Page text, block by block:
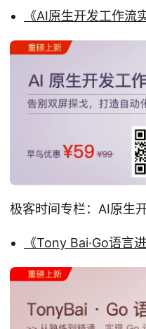
《AI原生开发工作流
极客时间专栏：AI原生
《Tony Bai·Go语言